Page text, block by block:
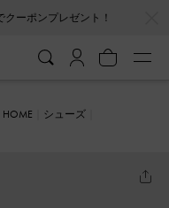
ーポンプレゼント！
シューズ